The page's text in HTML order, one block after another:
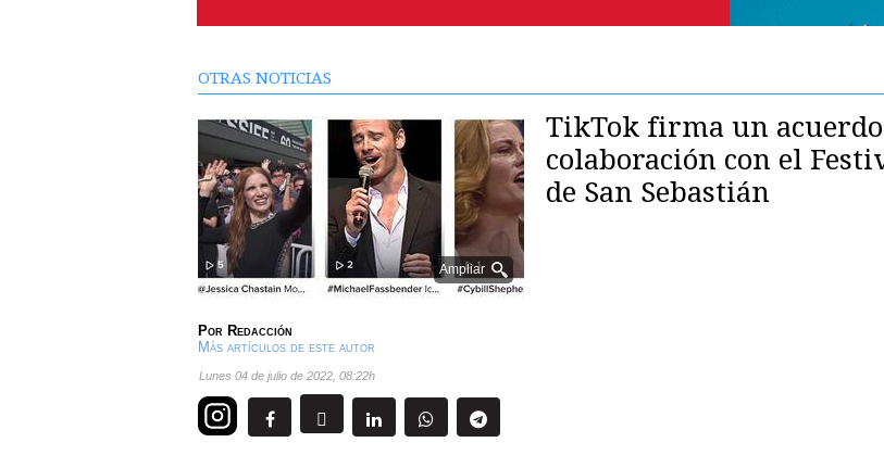
OTRAS NOTICIAS
Ampliar
TikTok firma un acuerdo
colaboración con el
de San Sebastián
Por Redacción
Más artículos de este autor
lunes 04 de julio de 2022 08:22h